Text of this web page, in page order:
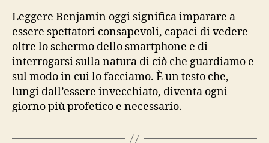
Leggere Benjamin oggi significa imparare a
essere spettatori consapevoli, capaci di vedere
oltre lo schermo dello smartphone e di
interrogarsi sulla natura di ciò che guardiamo e
sul modo in cui lo facciamo. È un testo che,
lungi dall’essere invecchiato, diventa ogni
giorno più profetico e necessario.